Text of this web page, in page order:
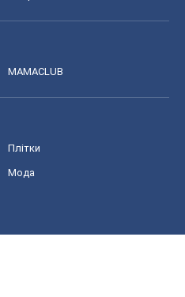
MAMACLUB
Плітки
Мода